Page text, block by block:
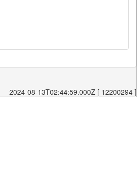
2024-08-13T02:44:59.000Z [ 12200294 ]